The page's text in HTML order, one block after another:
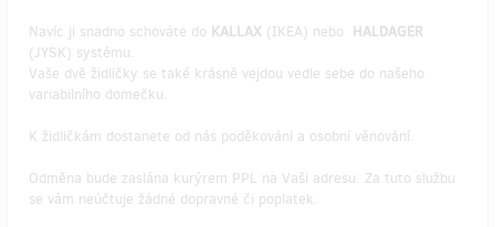
Navíc ji snadno schováte do KALLAX (IKEA) nebo HALDAGER
(JYSK) systému.
Vaše dvě židličky se také krásně vejdou vedle sebe do našeho
variabilního domečku.
K židličkám dostanete od nás poděkování a osobní věnování.
Odměna bude zaslána kurýrem PPL na Vaši adresu. Za tuto službu
se vám neúčtuje žádné dopravné či poplatek.